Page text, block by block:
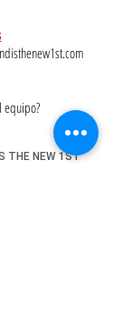
equipo?